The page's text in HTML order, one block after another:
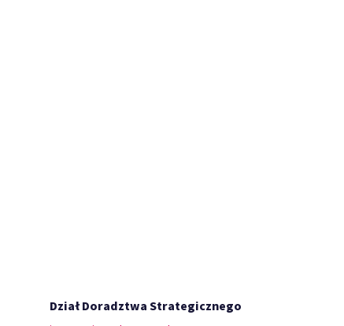
Dział Doradztwa Strategicznego